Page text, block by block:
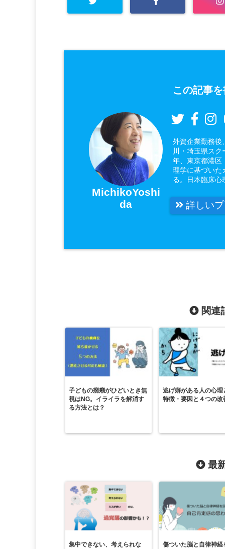
この記事
MichikoYoshi
da
外資企業勤務後
川・埼玉県ス
年、東京都港区
理学に基づいた
る。日本臨床心
詳しいプ
関連
子どもの癇癪がひどいとき無
視はNG。イライラを解消す
る方法とは？
逃げ癖がある人の心理
特徴・要因と４つの改
最
集中できない、考えられな
傷ついた脳と自律神経